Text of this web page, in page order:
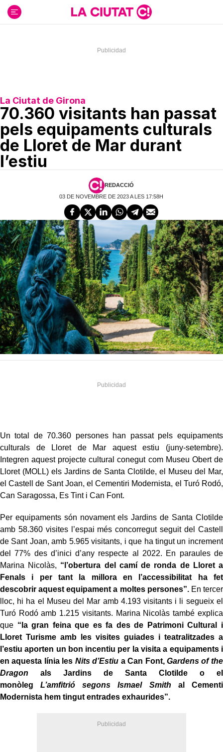
contenido
La Ciutat de Girona
70.360 visitants han passat
pels equipaments culturals
de Lloret de Mar durant
l’estiu
REDACCIÓ
03 DE NOVEMBRE DE 2023 A LES 17:58H
Un total de 70.360 persones han passat pels equipaments
culturals de Lloret de Mar aquest estiu (juny-setembre).
Integren aquest projecte cultural conegut com Museu Obert de
Lloret (MOLL) els Jardins de Santa Clotilde, el Museu del Mar,
el Castell de Sant Joan, el Cementiri Modernista, el Turó Rodó,
Can Saragossa, Es Tint i Can Font.
Per equipaments són novament els Jardins de Santa Clotilde
amb 58.360 visites l’espai més concorregut seguit del Castell
de Sant Joan, amb 5.965 visitants, i que ha tingut un increment
del 77% des d’inici d’any respecte al 2022. En paraules de
Marina Nicolàs, “l’obertura del camí de ronda de Lloret a
Fenals i per tant la millora en l’accessibilitat ha fet
descobrir aquest equipament a moltes persones”. En tercer
lloc, hi ha el Museu del Mar amb 4.193 visitants i li segueix el
Turó Rodó amb 1.215 visitants. Marina Nicolàs també explica
que “la gran feina que es fa des de Patrimoni Cultural i
Lloret Turisme amb les visites guiades i teatralitzades a
l’estiu aporten un bon incentiu per la visita a equipaments i
en aquesta línia les Nits d’Estiu a Can Font,Gardens of the
Dragon als Jardins de Santa Clotilde o el
monòlegL’amfitrió segons Ismael Smith al Cementi
Modernista hem tingut entrades exhaurides”.